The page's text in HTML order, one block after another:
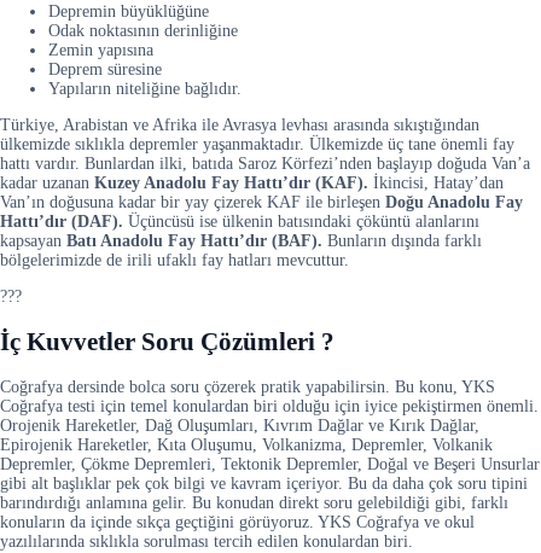
Depremin büyüklüğüne
Odak noktasının derinliğine
Zemin yapısına
Deprem süresine
Yapıların niteliğine bağlıdır.
Türkiye, Arabistan ve Afrika ile Avrasya levhası arasında sıkıştığından
ülkemizde sıklıkla depremler yaşanmaktadır. Ülkemizde üç tane önemli fay
hattı vardır. Bunlardan ilki, batıda Saroz Körfezi’nden başlayıp doğuda Van’a
kadar uzanan Kuzey Anadolu Fay Hattı’dır (KAF). İkincisi, Hatay’dan
Van’ın doğusuna kadar bir yay çizerek KAF ile birleşen Doğu Anadolu Fay
Hattı’dır (DAF). Üçüncüsü ise ülkenin batısındaki çöküntü alanlarını
kapsayan Batı Anadolu Fay Hattı’dır (BAF). Bunların dışında farklı
bölgelerimizde de irili ufaklı fay hatları mevcuttur.
???
İç Kuvvetler Soru Çözümleri ?
Coğrafya dersinde bolca soru çözerek pratik yapabilirsin. Bu konu, YKS
Coğrafya testi için temel konulardan biri olduğu için iyice pekiştirmen önemli.
Orojenik Hareketler, Dağ Oluşumları, Kıvrım Dağlar ve Kırık Dağlar,
Epirojenik Hareketler, Kıta Oluşumu, Volkanizma, Depremler, Volkanik
Depremler, Çökme Depremleri, Tektonik Depremler, Doğal ve Beşeri Unsurlar
gibi alt başlıklar pek çok bilgi ve kavram içeriyor. Bu da daha çok soru tipini
barındırdığı anlamına gelir. Bu konudan direkt soru gelebildiği gibi, farklı
konuların da içinde sıkça geçtiğini görüyoruz. YKS Coğrafya ve okul
yazılılarında sıklıkla sorulması tercih edilen konulardan biri.